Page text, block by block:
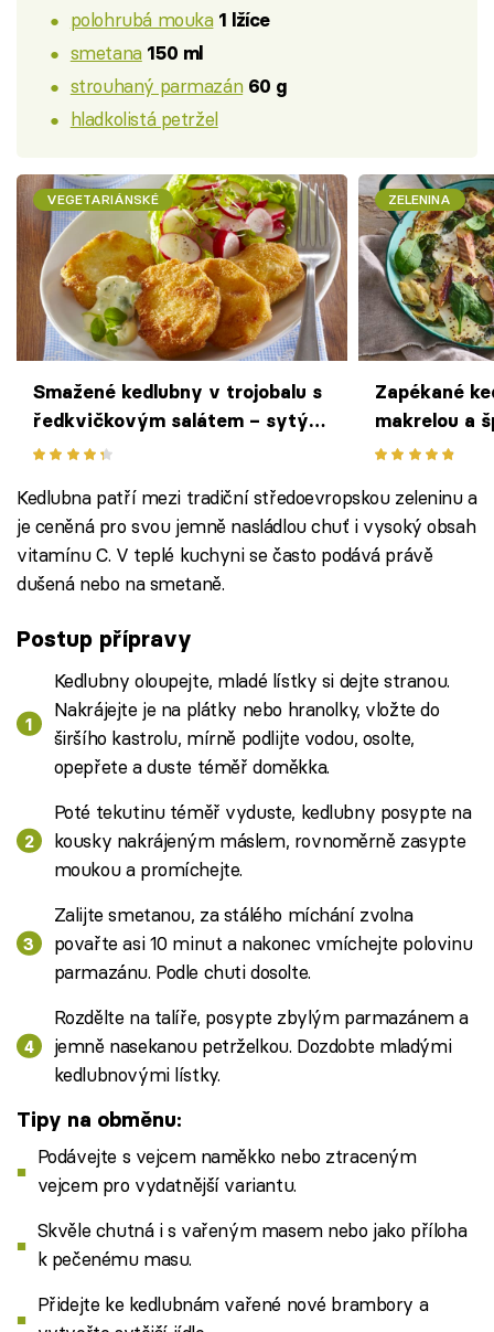
polohrubá mouka 1 lžíce
smetana 150 ml
strouhaný parmazán 60 g
hladkolistá petržel
VEGETARIÁNSKÉ
Smažené kedlubny v trojobalu s
ředkvičkovým salátem – sytý
vegetariánský oběd
ZELENINA
Zapékané
makrelou a
nečekaně
Kedlubna patří mezi tradiční středoevropskou zeleninu a
je ceněná pro svou jemně nasládlou chuť i vysoký obsah
vitamínu C. V teplé kuchyni se často podává právě
dušená nebo na smetaně.
Postup přípravy
Kedlubny oloupejte, mladé lístky si dejte stranou.
Nakrájejte je na plátky nebo hranolky, vložte do
širšího kastrolu, mírně podlijte vodou, osolte,
opepřete a duste téměř doměkka.
Poté tekutinu téměř vyduste, kedlubny posypte na
kousky nakrájeným máslem, rovnoměrně zasypte
moukou a promíchejte.
Zalijte smetanou, za stálého míchání zvolna
povařte asi 10 minut a nakonec vmíchejte polovinu
parmazánu. Podle chuti dosolte.
Rozdělte na talíře, posypte zbylým parmazánem a
jemně nasekanou petrželkou. Dozdobte mladými
kedlubnovými lístky.
Tipy na obměnu:
Podávejte s vejcem naměkko nebo ztraceným
vejcem pro vydatnější variantu.
Skvěle chutná i s vařeným masem nebo jako příloha
k pečenému masu.
Přidejte ke kedlubnám vařené nové brambory a